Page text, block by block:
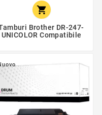

Brother DR-247-
UNICOLOR Compatibile